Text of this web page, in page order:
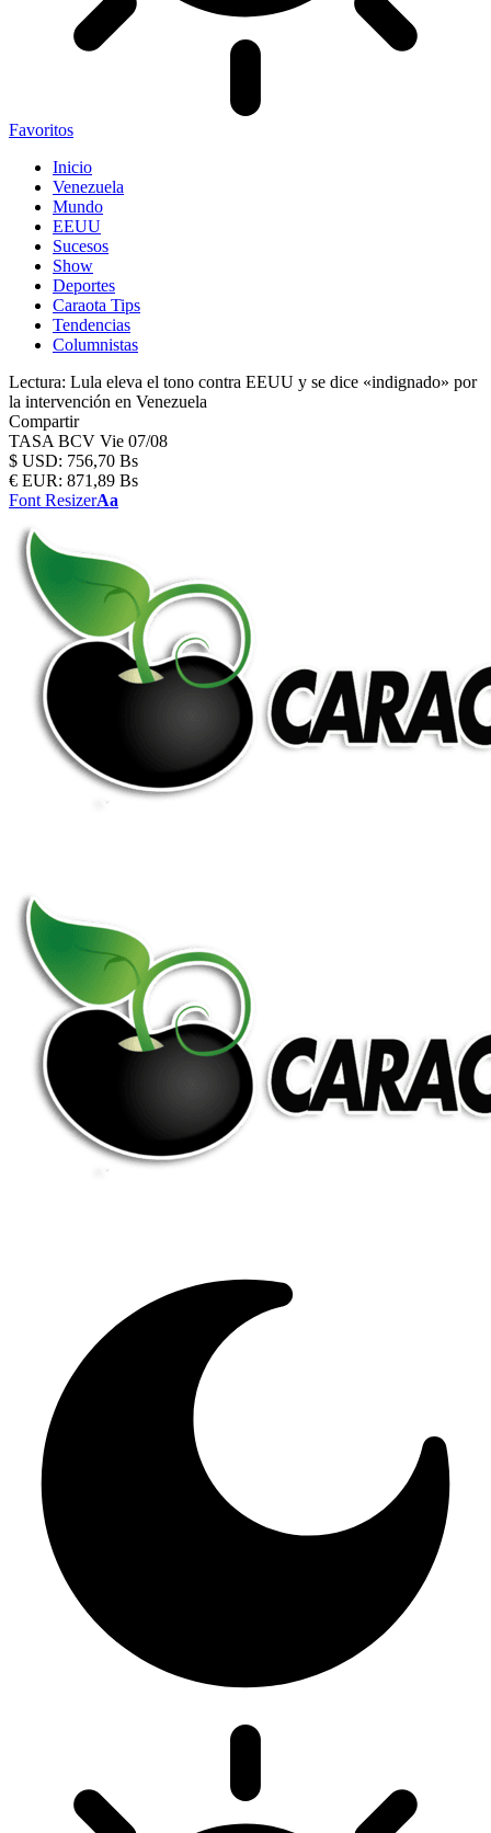
Favoritos
Inicio
Venezuela
Mundo
EEUU
Sucesos
Show
Deportes
Caraota Tips
Tendencias
Columnistas
Lectura: Lula eleva el tono contra EEUU y se dice «indignado» por
la intervención en Venezuela
Compartir
TASA BCV Vie 07/08
$ USD: 756,70 Bs
€ EUR: 871,89 Bs
Font ResizerAa